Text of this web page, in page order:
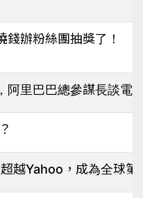
錢辦粉絲團抽獎了！
阿里巴巴總參謀長談電
越Yahoo，成為全球第